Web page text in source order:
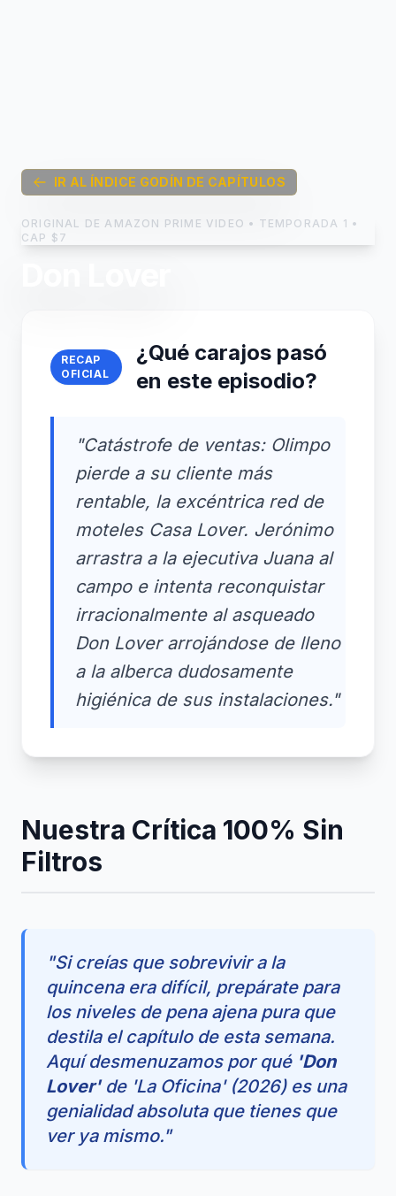
IR AL ÍNDICE GODÍN DE CAPÍTULOS
ORIGINAL DE AMAZON PRIME VIDEO • TEMPORADA 1 •
CAP $7
RECAP
OFICIAL
¿Qué carajos pasó
en este episodio?
"Catástrofe de ventas: Olimpo
pierde a su cliente más
rentable, la excéntrica red de
moteles Casa Lover. Jerónimo
arrastra a la ejecutiva Juana al
campo e intenta reconquistar
irracionalmente al asqueado
Don Lover arrojándose de lleno
a la alberca dudosamente
higiénica de sus instalaciones."
Nuestra Crítica 100% Sin
Filtros
"Si creías que sobrevivir a la
quincena era difícil, prepárate para
los niveles de pena ajena pura que
destila el capítulo de esta semana.
Aquí desmenuzamos por qué 'Don
Lover'de 'La Oficina' (2026) es una
genialidad absoluta que tienes que
ver ya mismo."